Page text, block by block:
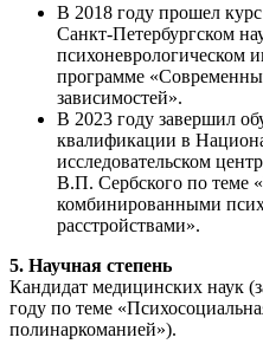
В 2018 году прошел
Санкт-Петербургском
психоневрологическом
программе
зависимостей».
В 2023 году завершил
квалификации в
исследовательском
В.П. Сербского по теме
комбинированными
расстройствами».
5. Научная степень
Кандидат медицинских наук
году по теме
полинаркоманией»).